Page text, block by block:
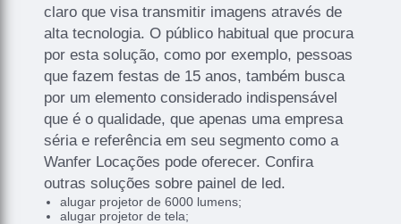
claro que visa transmitir imagens através de
alta tecnologia. O público habitual que procura
por esta solução, como por exemplo, pessoas
que fazem festas de 15 anos, também busca
por um elemento considerado indispensável
que é o qualidade, que apenas uma empresa
séria e referência em seu segmento como a
Wanfer Locações pode oferecer. Confira
outras soluções sobre painel de led.
alugar projetor de 6000 lumens;
alugar projetor de tela;